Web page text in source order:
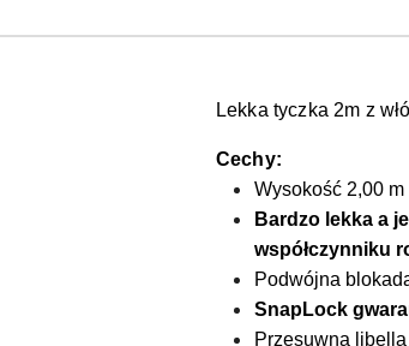
Lekka tyczka 2m z
Cechy:
Wysokość 2,00 m
Bardzo lekka a
współczynniku
Podwójna
SnapLock
Przesuwna